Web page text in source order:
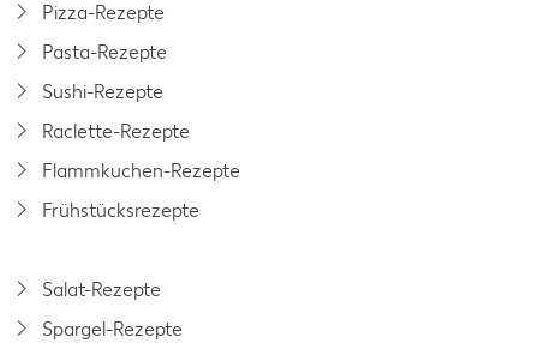
Pizza-Rezepte
Pasta-Rezepte
Sushi-Rezepte
Raclette-Rezepte
Flammkuchen-Rezepte
Frühstücksrezepte
Salat-Rezepte
Spargel-Rezepte